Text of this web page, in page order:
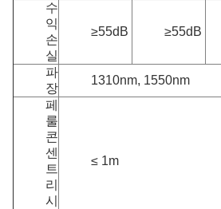
수
익
손
실
≥55dB ≥55dB
파
장
1310nm, 1550nm
페
룰
콘
센
트
리
시
≤ 1m